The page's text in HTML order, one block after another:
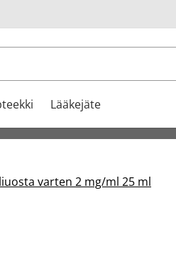
Lääkejäte
varten 2 mg/ml 25 ml